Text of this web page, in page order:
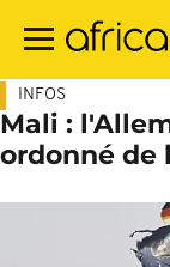
contenu
INFOS
Mali :
ordonné de